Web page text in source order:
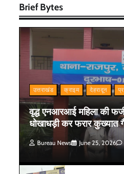
Brief Bytes
उत्तराखंड क्राइम देहरादून
वृद्ध एनआरआई महिला की
धोखाधड़ी कर फरार कुख्यात
Bureau News June 25, 2026